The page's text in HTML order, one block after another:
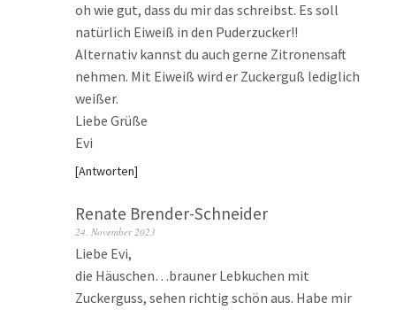
oh wie gut, dass du mir das schreibst. Es soll
natürlich Eiweiß in den Puderzucker!!
Alternativ kannst du auch gerne Zitronensaft
nehmen. Mit Eiweiß wird er Zuckerguß lediglich
weißer.
Liebe Grüße
Evi
Antworten
Renate Brender-Schneider
24. November 2023
Liebe Evi,
die Häuschen…brauner Lebkuchen mit
Zuckerguss, sehen richtig schön aus. Habe mir